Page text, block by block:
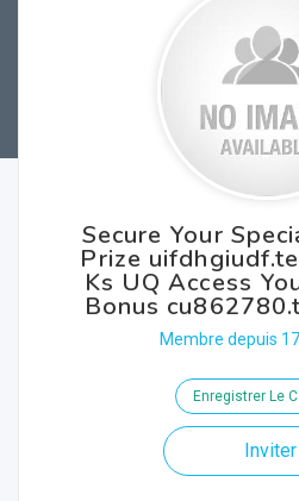
Secure Your
Prize
Ks UQ Access
Bonus
Membre depuis
Enregistrer Le
Inviter